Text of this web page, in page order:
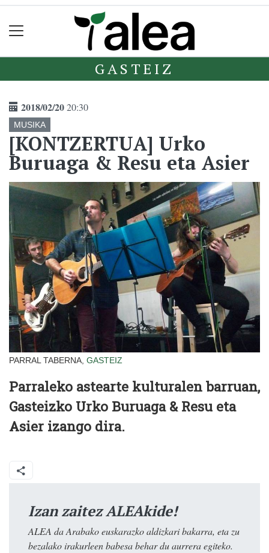
GASTEIZ
2018/02/2020:30
MUSIKA
[KONTZERTUA] Urko
Buruaga & Resu eta Asier
PARRAL TABERNA, GASTEIZ
Parraleko astearte kulturalen barruan,
Gasteizko Urko Buruaga & Resu eta
Asier izango dira.
Izan zaitez ALEAkide!
ALEA da Arabako euskarazko aldizkari bakarra, eta zu
bezalako irakurleen babesa behar du aurrera egiteko.